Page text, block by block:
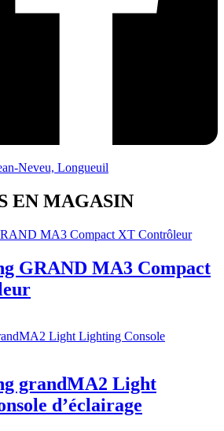
Neveu, Longueuil
EN MAGASIN
GRAND MA3 Compact
grandMA2 Light
d’éclairage